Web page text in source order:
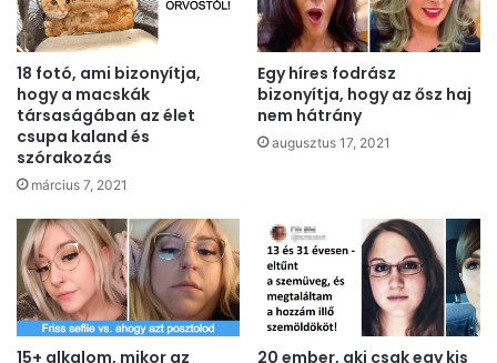
18 fotó, ami bizonyítja,
hogy a macskák
társaságában az élet
csupa kaland és
szórakozás
március 7, 2021
Egy híres fodrász
bizonyítja, hogy az ősz haj
nem hátrány
augusztus 17, 2021
15+ alkalom, mikor az 20 ember, aki csak egy kis